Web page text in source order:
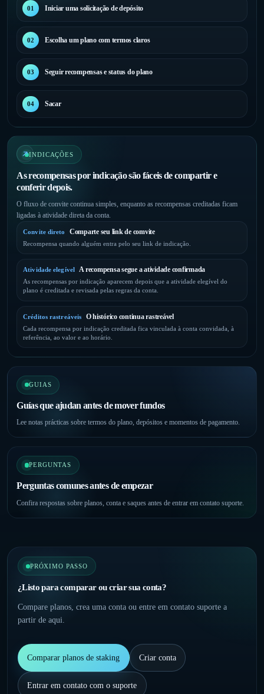
01 Iniciar uma solicitação de depósito
02 Escolha um plano com termos claros
03 Seguir recompensas e status do plano
04 Sacar
INDICAÇÕES
As recompensas por indicação são fáceis de compartir e
conferir depois.
O fluxo de convite continua simples, enquanto as recompensas creditadas ficam
ligadas à atividade direta da conta.
Convite direto Comparte seu link de comvite
Recompensa quando alguém entra pelo seu link de indicação.
Atividade elegível A recompensa segue a atividade confirmada
As recompensas por indicação aparecem depois que a atividade elegível do
plano é creditada e revisada pelas regras da conta.
Créditos rastreáveis O histórico continua rastreável
Cada recompensa por indicação creditada fica vinculada à conta convidada, à
referência, ao valor e ao horário.
GUIAS
Guías que ajudan antes de mover fundos
Lee notas prácticas sobre termos do plano, depósitos e momentos de pagamento.
PERGUNTAS
Perguntas comunes antes de empezar
Confira respostas sobre planos, conta e saques antes de entrar em contato suporte.
PRÓXIMO PASSO
¿Listo para comparar ou criar sua conta?
Compare planos, crea uma conta ou entre em contato suporte a
partir de aqui.
Comparar planos de staking Criar conta
Entrar em contato com o suporte